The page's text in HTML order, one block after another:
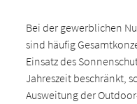
Bei der gewerblichen
sind häufig
Einsatz des
Jahreszeit beschränkt,
Ausweitung der